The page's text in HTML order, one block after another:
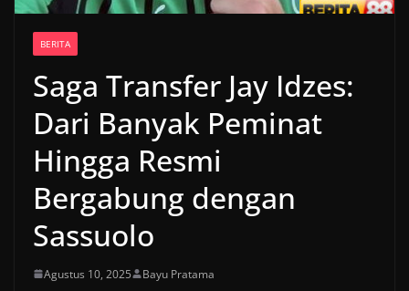
BERITA
Saga Transfer Jay Idzes:
Dari Banyak Peminat
Hingga Resmi
Bergabung dengan
Sassuolo
Agustus 10, 2025 Bayu Pratama